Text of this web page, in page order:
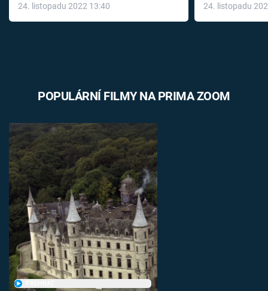
24. listopadu 2022 13:40
léky
24. listopadu
POPULÁRNÍ FILMY NA PRIMA ZOOM